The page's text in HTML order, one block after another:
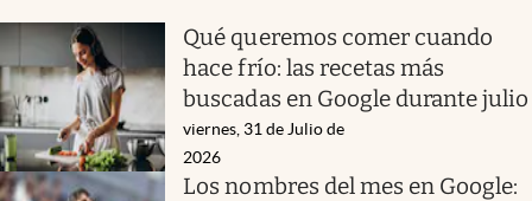
Qué queremos comer cuando
hace frío: las recetas más
buscadas en Google durante julio
viernes, 31 de Julio de
2026
Los nombres del mes en Google: